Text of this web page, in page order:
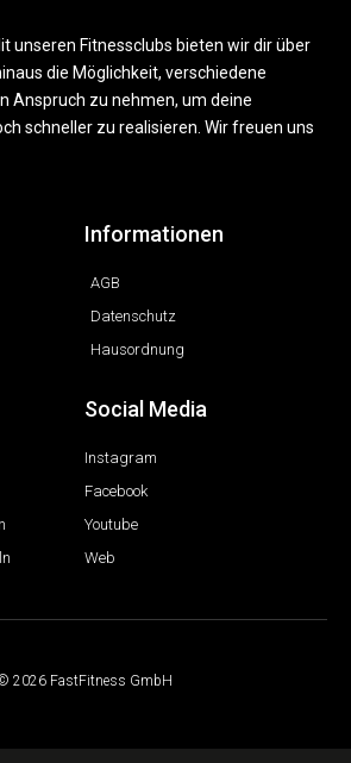
unseren Fitnessclubs bieten wir dir über
die Möglichkeit, verschiedene
Anspruch zu nehmen, um deine
schneller zu realisieren. Wir freuen uns
Informationen
AGB
Datenschutz
Hausordnung
Social Media
Instagram
Facebook
Youtube
Web
2026 FastFitness GmbH